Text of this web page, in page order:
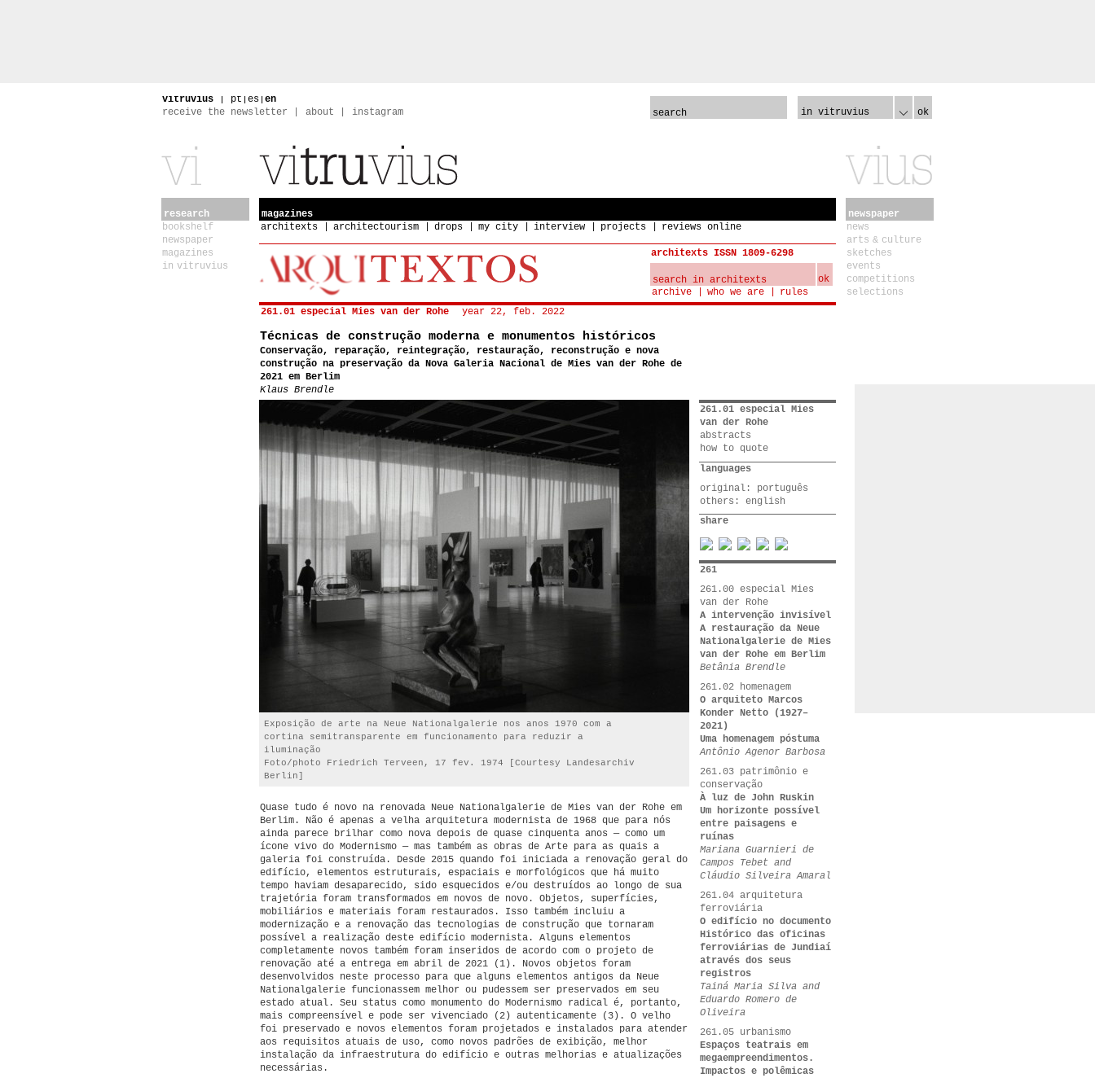
vitruvius | pt | es | en
receive the newsletter
about instagram in vitruvius ok
research
bookshelf
newspaper
magazines
in vitruvius
magazines
architexts
architectourism drops my city interview projects reviews online
architexts ISSN 1809-6298
ok
archive
who we are
rules
261.01 especial Mies van der Rohe
year 22, feb. 2022
Técnicas de construção moderna e monumentos históricos
Conservação, reparação, reintegração, restauração, reconstrução e nova
construção na preservação da Nova Galeria Nacional de Mies van der Rohe de
2021 em Berlim
Klaus Brendle
Exposição de arte na Neue Nationalgalerie nos anos 1970 com a
cortina semitransparente em funcionamento para reduzir a
iluminação
Foto/photo Friedrich Terveen, 17 fev. 1974 [Courtesy Landesarchiv
Berlin]
Quase tudo é novo na renovada Neue Nationalgalerie de Mies van der Rohe em
Berlim. Não é apenas a velha arquitetura modernista de 1968 que para nós
ainda parece brilhar como nova depois de quase cinquenta anos — como um
ícone vivo do Modernismo — mas também as obras de Arte para as quais a
galeria foi construída. Desde 2015 quando foi iniciada a renovação geral do
edifício, elementos estruturais, espaciais e morfológicos que há muito
tempo haviam desaparecido, sido esquecidos e/ou destruídos ao longo de sua
trajetória foram transformados em novos de novo. Objetos, superfícies,
mobiliários e materiais foram restaurados. Isso também incluiu a
modernização e a renovação das tecnologias de construção que tornaram
possível a realização deste edifício modernista. Alguns elementos
completamente novos também foram inseridos de acordo com o projeto de
renovação até a entrega em abril de 2021 (1). Novos objetos foram
desenvolvidos neste processo para que alguns elementos antigos da Neue
Nationalgalerie funcionassem melhor ou pudessem ser preservados em seu
estado atual. Seu status como monumento do Modernismo radical é, portanto,
mais compreensível e pode ser vivenciado (2) autenticamente (3). O velho
foi preservado e novos elementos foram projetados e instalados para atender
aos requisitos atuais de uso, como novos padrões de exibição, melhor
instalação da infraestrutura do edifício e outras melhorias e atualizações
necessárias.
261.01 especial Mies
van der Rohe
abstracts
how to quote
languages
original: português
others: english
share
261
261.00 especial Mies
van der Rohe
A intervenção invisível
A restauração da Neue
Nationalgalerie de Mies
van der Rohe em Berlim
Betânia Brendle
261.02 homenagem
O arquiteto Marcos
Konder Netto (1927–
2021)
Uma homenagem póstuma
Antônio Agenor Barbosa
261.03 patrimônio e
conservação
À luz de John Ruskin
Um horizonte possível
entre paisagens e
ruínas
Mariana Guarnieri de
Campos Tebet and
Cláudio Silveira Amaral
261.04 arquitetura
ferroviária
O edifício no documento
Histórico das oficinas
ferroviárias de Jundiaí
através dos seus
registros
Tainá Maria Silva and
Eduardo Romero de
Oliveira
261.05 urbanismo
Espaços teatrais em
megaempreendimentos.
Impactos e polêmicas
newspaper
news
arts & culture
sketches
events
competitions
selections